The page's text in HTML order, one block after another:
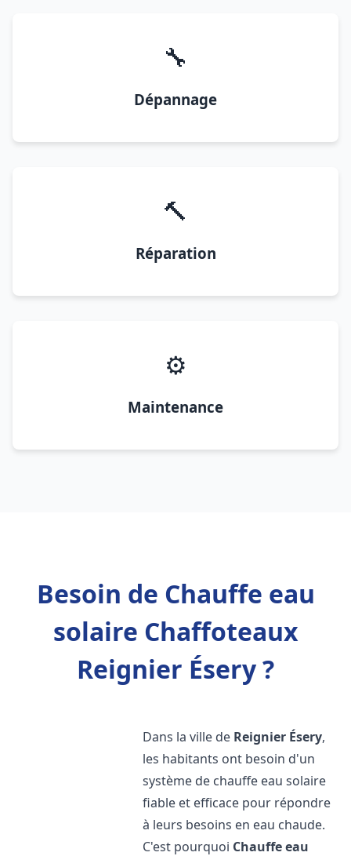
🔧
Dépannage
🔨
Réparation
⚙️
Maintenance
Besoin de Chauffe eau
solaire Chaffoteaux
Reignier Ésery ?
Dans la ville de Reignier Ésery,
les habitants ont besoin d'un
système de chauffe eau solaire
fiable et efficace pour répondre
à leurs besoins en eau chaude.
C'est pourquoi Chauffe eau